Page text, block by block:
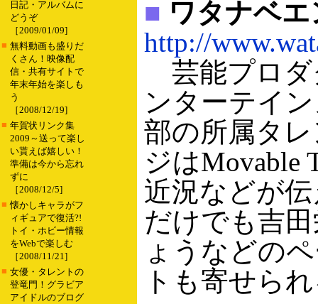
日記・アルバムに
どうぞ
［2009/01/09]
■ 無料動画も盛りだ
くさん！映像配
信・共有サイトで
年末年始を楽しも
う
［2008/12/19]
■ 年賀状リンク集
2009～送って楽し
い貰えば嬉しい！
準備は今から忘れ
ずに
［2008/12/5]
■ 懐かしキャラがフ
ィギュアで復活?!
トイ・ホビー情報
をWebで楽しむ
［2008/11/21]
■ 女優・タレントの
登竜門！グラビア
アイドルのブログ
■ ワタナベ
http://
芸能プロダ
ンターテイ
部の所属タ
ジはMovable
近況などが
だけでも吉
ょうなどの
トも寄せら